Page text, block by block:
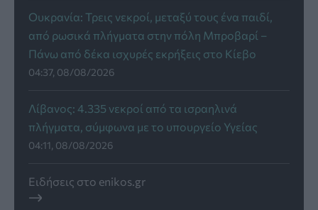
Ουκρανία: Τρεις νεκροί, μεταξύ τους ένα παιδί,
από ρωσικά πλήγματα στην πόλη Μπροβαρί –
Πάνω από δέκα ισχυρές εκρήξεις στο Κίεβο
04:37, 08/08/2026
Λίβανος: 4.335 νεκροί από τα ισραηλινά
πλήγματα, σύμφωνα με το υπουργείο Υγείας
04:11, 08/08/2026
Ειδήσεις στο enikos.gr